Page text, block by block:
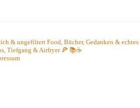
& ungefiltert Food, Bücher, Gedanken & echtes
Tiefgang & Airfryer 🍕 📚☕️